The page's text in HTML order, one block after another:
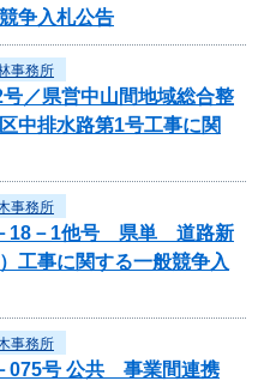
争入札公告
事務所
／県営中山間地域総合整
中排水路第1号工事に関
事務所
－18－1他号 県単 道路新
工事に関する一般競争入
事務所
075号 公共 事業間連携